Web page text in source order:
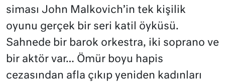
siması John Malkovich’in tek kişilik
oyunu gerçek bir seri katil öyküsü.
Sahnede bir barok orkestra, iki soprano ve
bir aktör var… Ömür boyu hapis
cezasından afla çıkıp yeniden kadınları